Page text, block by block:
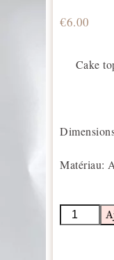
€6.00
Cake
Matériau: